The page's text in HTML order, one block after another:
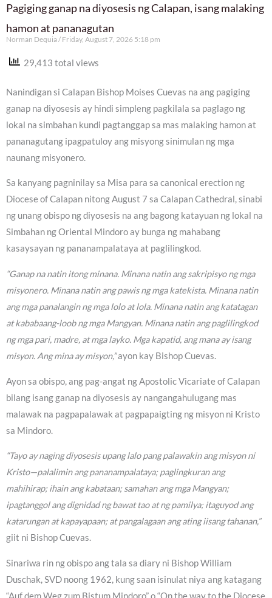
Pagiging ganap na diyosesis ng Calapan, isang malaking
hamon at pananagutan
Norman Dequia Friday, August 7, 2026 5:18 pm
29,413 total views
Nanindigan si Calapan Bishop Moises Cuevas na ang pagiging
ganap na diyosesis ay hindi simpleng pagkilala sa paglago ng
lokal na simbahan kundi pagtanggap sa mas malaking hamon at
pananagutang ipagpatuloy ang misyong sinimulan ng mga
naunang misyonero.
Sa kanyang pagninilay sa Misa para sa canonical erection ng
Diocese of Calapan nitong August 7 sa Calapan Cathedral, sinabi
ng unang obispo ng diyosesis na ang bagong katayuan ng lokal na
Simbahan ng Oriental Mindoro ay bunga ng mahabang
kasaysayan ng pananampalataya at paglilingkod.
“Ganap na natin itong minana. Minana natin ang sakripisyo ng mga
misyonero. Minana natin ang pawis ng mga katekista. Minana natin
ang mga panalangin ng mga lolo at lola. Minana natin ang katatagan
at kababaang-loob ng mga Mangyan. Minana natin ang paglilingkod
ng mga pari, madre, at mga layko. Mga kapatid, ang mana ay isang
misyon. Ang mina ay misyon,”ayon kay Bishop Cuevas.
Ayon sa obispo, ang pag-angat ng Apostolic Vicariate of Calapan
bilang isang ganap na diyosesis ay nangangahulugang mas
malawak na pagpapalawak at pagpapaigting ng misyon ni Kristo
sa Mindoro.
“Tayo ay naging diyosesis upang lalo pang palawakin ang misyon ni
Kristo—palalimin ang pananampalataya; paglingkuran ang
mahihirap; ihain ang kabataan; samahan ang mga Mangyan;
ipagtanggol ang dignidad ng bawat tao at ng pamilya; itaguyod ang
katarungan at kapayapaan; at pangalagaan ang ating iisang tahanan,”
giit ni Bishop Cuevas.
Sinariwa rin ng obispo ang tala sa diary ni Bishop William
Duschak, SVD noong 1962, kung saan isinulat niya ang katagang
“Auf dem Weg zum Bistum Mindoro” o “On the way to the Diocese